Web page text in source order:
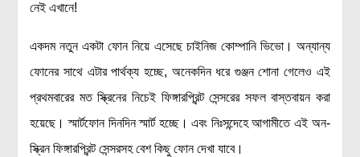
প্রকৃতি
প্রাকৃতিক দুর্যোগ
জলবায়ু পরিবর্তন
পরিবেশ দূষণ
কম্পিউটার সায়েন্স
নেই এখানে!
একদম নতুন একটা ফোন নিয়ে এসেছে চাইনিজ কোম্পানি ভিভো। অন্যান্য
ফোনের সাথে এটার পার্থক্য হচ্ছে, অনেকদিন ধরে গুঞ্জন শোনা গেলেও এই
প্রথমবারের মত স্ক্রিনের নিচেই ফিঙ্গারপ্রিন্ট সেন্সরের সফল বাস্তবায়ন করা
হয়েছে। স্মার্টফোন দিনদিন স্মার্ট হচ্ছে। এবং নিঃসন্দেহে আগামীতে এই অন-
স্ক্রিন ফিঙ্গারপ্রিন্ট সেন্সরসহ বেশ কিছু ফোন দেখা যাবে।